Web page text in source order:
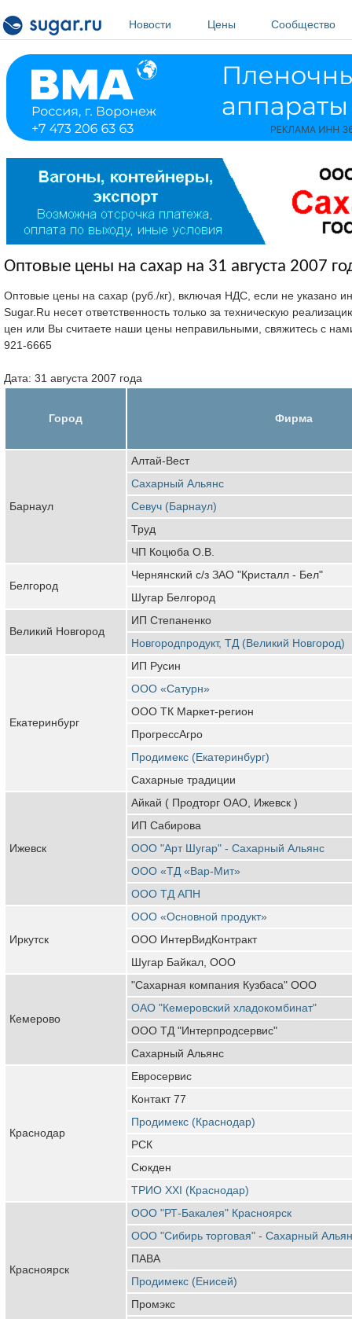
Новости
Цены Сообщество
Оптовые цены на сахар на 31 августа 2007
Оптовые цены на сахар (руб./кг), включая НДС, если не указано
Sugar.Ru несет ответственность только за техническую
цен или Вы считаете наши цены неправильными, свяжитесь с
921-6665
Дата: 31 августа 2007 года
Город Фирма
Барнаул
Алтай-Вест
Сахарный Альянс
Севуч (Барнаул)
Труд
ЧП Коцюба О.В.
Белгород
Чернянский с/з ЗАО "Кристалл - Бел"
Шугар Белгород
Великий Новгород
ИП Степаненко
Новгородпродукт, ТД (Великий Новгород)
Екатеринбург
ИП Русин
ООО «Сатурн»
ООО ТК Маркет-регион
ПрогрессАгро
Продимекс (Екатеринбург)
Сахарные традиции
Ижевск
Айкай ( Продторг ОАО, Ижевск )
ИП Сабирова
ООО "Арт Шугар" - Сахарный Альянс
ООО «ТД «Вар-Мит»
ООО ТД АПН
Иркутск
ООО «Основной продукт»
ООО ИнтерВидКонтракт
Шугар Байкал, ООО
Кемерово
"Сахарная компания Кузбаса" ООО
ОАО "Кемеровский хладокомбинат"
ООО ТД "Интерпродсервис"
Сахарный Альянс
Краснодар
Евросервис
Контакт 77
Продимекс (Краснодар)
РСК
Сюкден
ТРИО XXI (Краснодар)
Красноярск
ООО "РТ-Бакалея" Красноярск
ООО "Сибирь торговая" - Сахарный
ПАВА
Продимекс (Енисей)
Промэкс